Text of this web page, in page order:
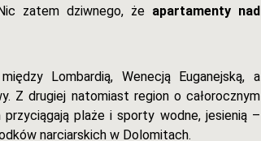
zatem dziwnego, że apartamenty nad
Lombardią, Wenecją Euganejską, a
Z drugiej natomiast region o całorocznym
plaże i sporty wodne, jesienią –
narciarskich w Dolomitach.